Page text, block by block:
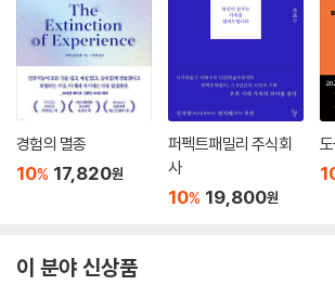
떤 집단적 아비투스를 크게 흔들어댄 것만은 틀림없
군사주의이든 국가주의이든 말이다.
--- 「‘맺음말’」 중에서
평화의 시대를 이끄는 중심 의제로
언급했다시피 2001년 초에 한 언론사의 노력으로
가 공론장에 활력을 불어넣는 전환점이 마련되었
이상의 청년들이 집총을 거부해 교도소로 향하고 있
에 수감된 인원은 1천 명이 넘는다”는 충격적인 사
적 병역거부자들, 그들이 갈 곳은 감옥뿐인가”라는,
절한 호소는 우리 사회에 깊고도 넓은 울림을 선사
종교의 자유 문제를 더 깊이 인식하는 계기로 작용했
있다. 2001년 이후 ‘새로운 유형의 거부자들’, 즉 평
경험의 멸종
10% 17,820원
퍼펙트패밀리 주식회
사
10% 19,800원
이 분야 신상품